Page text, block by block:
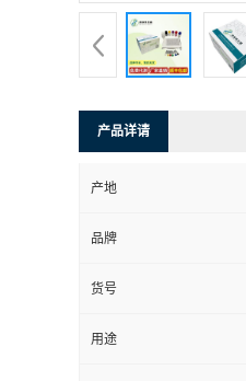
产品详请
产地
品牌
货号
用途